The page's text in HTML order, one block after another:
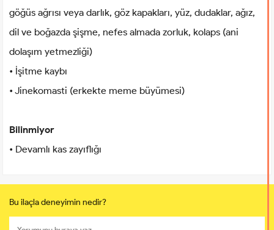
göğüs ağrısı veya darlık, göz kapakları, yüz, dudaklar, ağız,
dil ve boğazda şişme, nefes almada zorluk, kolaps (ani
dolaşım yetmezliği)
• İşitme kaybı
• Jinekomasti (erkekte meme büyümesi)
Bilinmiyor
• Devamlı kas zayıflığı
Bu ilaçla deneyimin nedir?